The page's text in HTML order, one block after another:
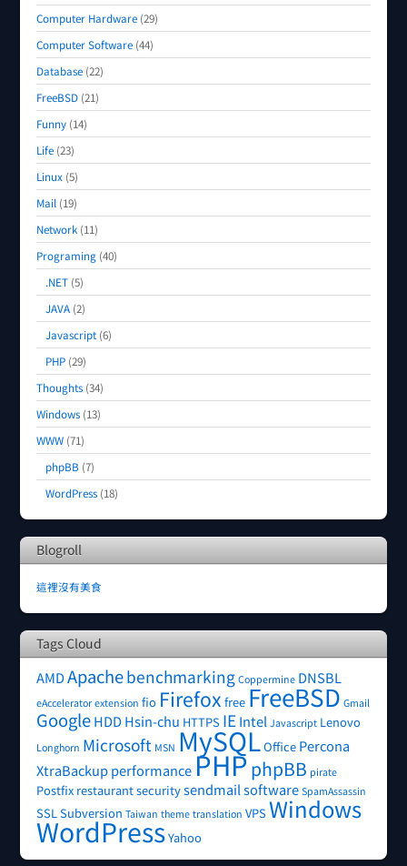
Computer Hardware (29)
Computer Software (44)
Database (22)
FreeBSD (21)
Funny (14)
Life (23)
Linux (5)
Mail (19)
Network (11)
Programing (40)
.NET (5)
JAVA (2)
Javascript (6)
PHP (29)
Thoughts (34)
Windows (13)
WWW (71)
phpBB (7)
WordPress (18)
Blogroll
這裡沒有美食
Tags Cloud
AMDApachebenchmarking Coppermine DNSBL
eAccelerator extension fio Firefox free FreeBSD Gmail
GoogleHDDHsin-chu HTTPS IE Intel Javascript Lenovo
Longhorn Microsoft MSN MySQLOffice Percona
XtraBackupperformancePHP phpBB pirate
Postfix restaurantsecuritysendmail software SpamAssassin
SSLSubversion Taiwan theme translation VPS Windows
WordPressYahoo